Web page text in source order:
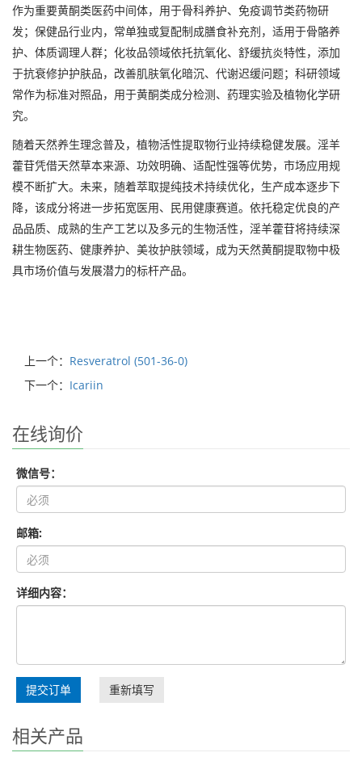
作为重要黄酮类医药中间体，用于骨科养护、免疫调节类药物研
发；保健品行业内，常单独或复配制成膳食补充剂，适用于骨骼养
护、体质调理人群；化妆品领域依托抗氧化、舒缓抗炎特性，添加
于抗衰修护护肤品，改善肌肤氧化暗沉、代谢迟缓问题；科研领域
常作为标准对照品，用于黄酮类成分检测、药理实验及植物化学研
究。
随着天然养生理念普及，植物活性提取物行业持续稳健发展。淫羊
藿苷凭借天然草本来源、功效明确、适配性强等优势，市场应用规
模不断扩大。未来，随着萃取提纯技术持续优化，生产成本逐步下
降，该成分将进一步拓宽医用、民用健康赛道。依托稳定优良的产
品品质、成熟的生产工艺以及多元的生物活性，淫羊藿苷将持续深
耕生物医药、健康养护、美妆护肤领域，成为天然黄酮提取物中极
具市场价值与发展潜力的标杆产品。
上一个： Resveratrol (501-36-0)
下一个： Icariin
在线询价
微信号：
邮箱:
详细内容：
提交订单 重新填写
相关产品